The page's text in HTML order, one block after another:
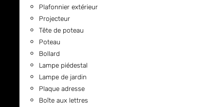
Plafonnier extérieur
Projecteur
Tête de poteau
Poteau
Bollard
Lampe piédestal
Lampe de jardin
Plaque adresse
Boîte aux lettres